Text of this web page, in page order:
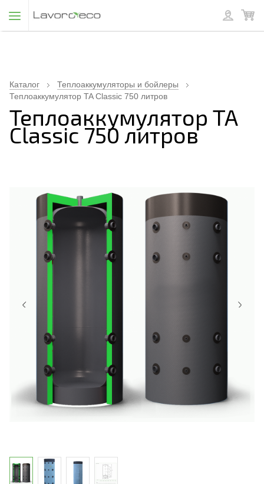
Каталог
Теплоаккумуляторы и бойлеры
Теплоаккумулятор TA Classic 750 литров
Теплоаккумулятор TA
Classic 750 литров